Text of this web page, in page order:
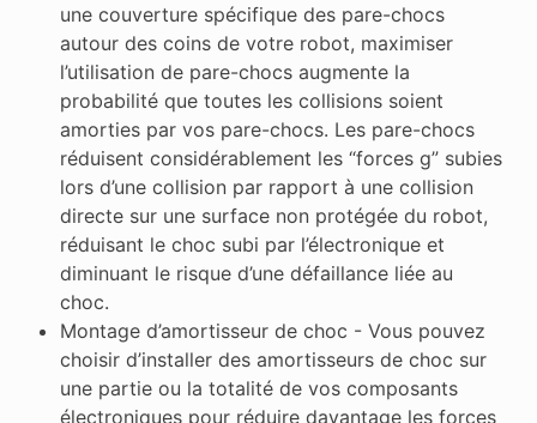
une couverture spécifique des pare-chocs
autour des coins de votre robot, maximiser
l’utilisation de pare-chocs augmente la
probabilité que toutes les collisions soient
amorties par vos pare-chocs. Les pare-chocs
réduisent considérablement les “forces g” subies
lors d’une collision par rapport à une collision
directe sur une surface non protégée du robot,
réduisant le choc subi par l’électronique et
diminuant le risque d’une défaillance liée au
choc.
Montage d’amortisseur de choc - Vous pouvez
choisir d’installer des amortisseurs de choc sur
une partie ou la totalité de vos composants
électroniques pour réduire davantage les forces